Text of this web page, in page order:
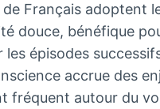
de Français adoptent
douce, bénéfique
les épisodes
accrue des
fréquent autour du